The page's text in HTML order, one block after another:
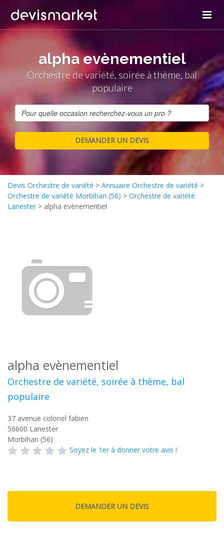
alpha evènementiel
Orchestre de variété, soirée à thème, bal
populaire
Devis Orchestre de variété > Annuaire Orchestre de variété >
Orchestre de variété Morbihan (56) > Orchestre de variété
Lanester > alpha evènementiel
alpha evènementiel
Orchestre de variété, soirée à thème, bal
populaire
37 avenue colonel fabien
56600 Lanester
Morbihan (56)
Soyez le 1er à donner votre avis !